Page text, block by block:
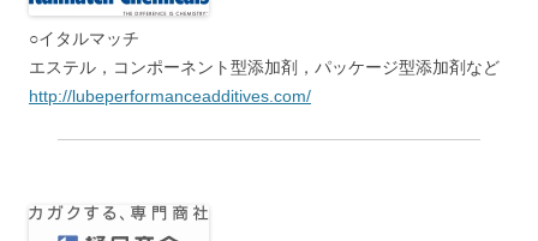
○イタルマッチ
エステル，コンポーネント型添加剤，パッケージ型添加剤など
http://lubeperformanceadditives.com/